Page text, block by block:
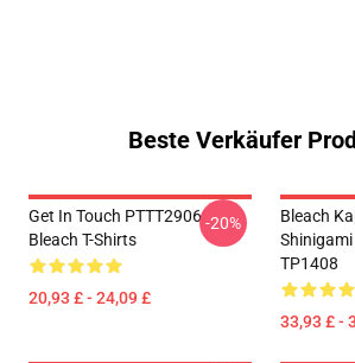
Beste Verkäufer
Get In Touch PTTT2906
Bleach T-Shirts
20,93 £ - 24,09 £
-20%
Bleach
TP1408
33,93 £ -